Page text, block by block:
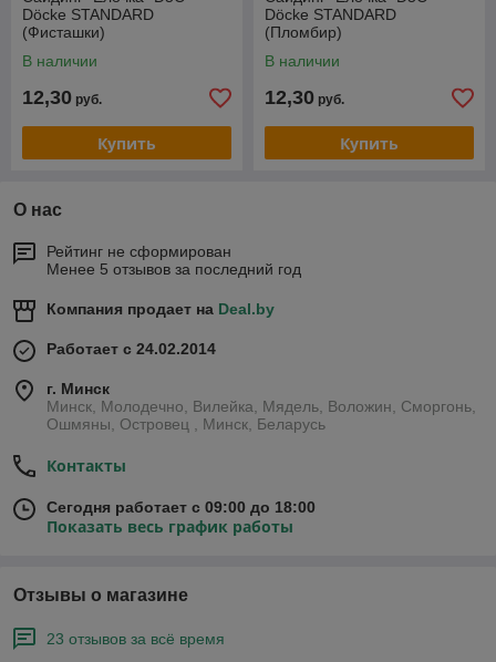
Döcke STANDARD
(Фисташки)
В наличии
12,30 руб.
Купить
Döcke STANDARD
(Пломбир)
В наличии
12,30 руб.
Купить
О нас
Рейтинг не сформирован
Менее 5 отзывов за последний год
Компания продает на Deal.by
Работает с 24.02.2014
г. Минск
Минск, Молодечно, Вилейка, Мядель, Воложин, Сморгонь,
Ошмяны, Островец , Минск, Беларусь
Контакты
Сегодня работает с 09:00 до 18:00
Показать весь график работы
Отзывы о магазине
23 отзывов за всё время